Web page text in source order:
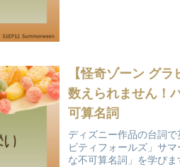
【怪奇ゾーン グ
数えられません！
可算名詞
ディズニー作品の台詞
ビティフォールズ」サ
な不可算名詞」を学びま